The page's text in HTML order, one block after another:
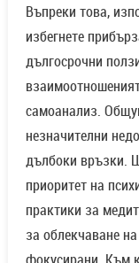
Въпреки това,
избегнете
дългосрочни
самоанализ.
незначителни
дълбоки връзки.
приоритет на
практики за
за облекчаване